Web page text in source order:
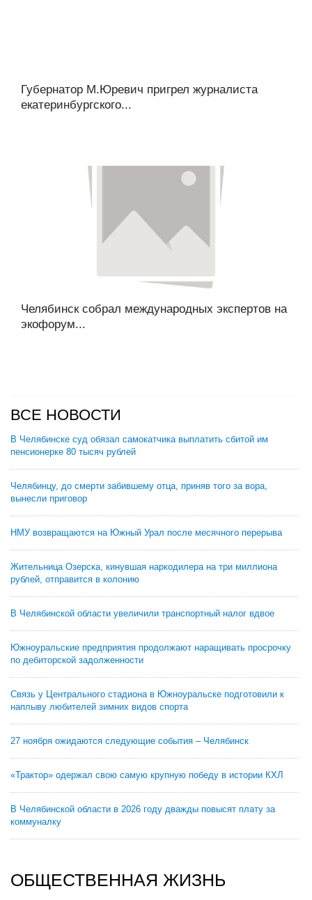
Губернатор М.Юревич пригрел журналиста
екатеринбургского...
Челябинск собрал международных экспертов на
экофорум...
ВСЕ НОВОСТИ
В Челябинске суд обязал самокатчика выплатить сбитой им
пенсионерке 80 тысяч рублей
Челябинцу, до смерти забившему отца, приняв того за вора,
вынесли приговор
НМУ возвращаются на Южный Урал после месячного перерыва
Жительница Озерска, кинувшая наркодилера на три миллиона
рублей, отправится в колонию
В Челябинской области увеличили транспортный налог вдвое
Южноуральские предприятия продолжают наращивать просрочку
по дебиторской задолженности
Связь у Центрального стадиона в Южноуральске подготовили к
наплыву любителей зимних видов спорта
27 ноября ожидаются следующие события – Челябинск
«Трактор» одержал свою самую крупную победу в истории КХЛ
В Челябинской области в 2026 году дважды повысят плату за
коммуналку
ОБЩЕСТВЕННАЯ ЖИЗНЬ